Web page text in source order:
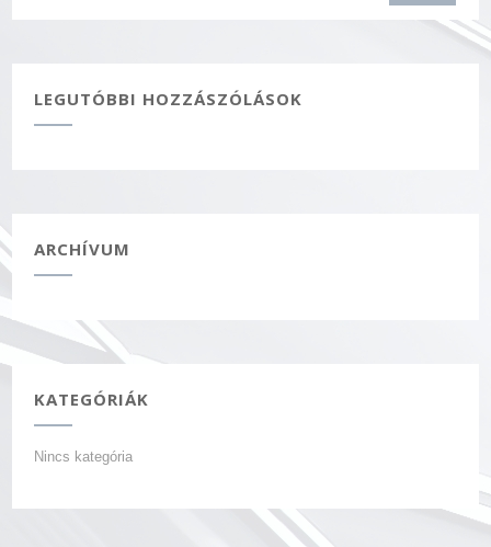
LEGUTÓBBI HOZZÁSZÓLÁSOK
ARCHÍVUM
KATEGÓRIÁK
Nincs kategória